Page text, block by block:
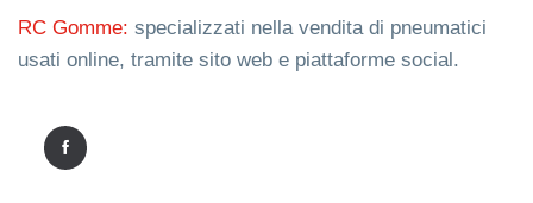
RC Gomme: specializzati nella vendita di pneumatici
usati online, tramite sito web e piattaforme social.